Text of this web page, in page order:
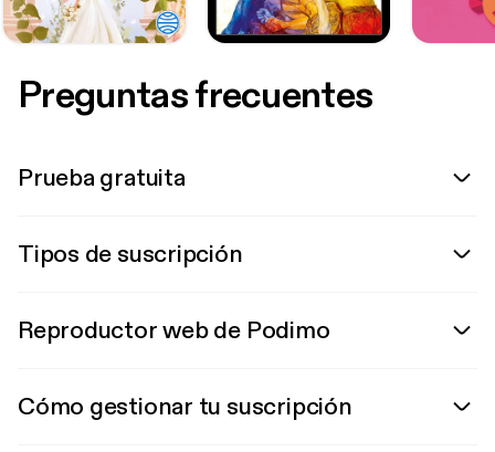
Preguntas frecuentes
Prueba gratuita
Tipos de suscripción
Reproductor web de Podimo
Cómo gestionar tu suscripción